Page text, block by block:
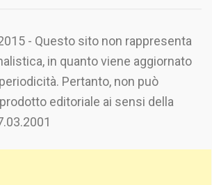
- Questo sito non rappresenta
in quanto viene aggiornato
Pertanto, non può
editoriale ai sensi della